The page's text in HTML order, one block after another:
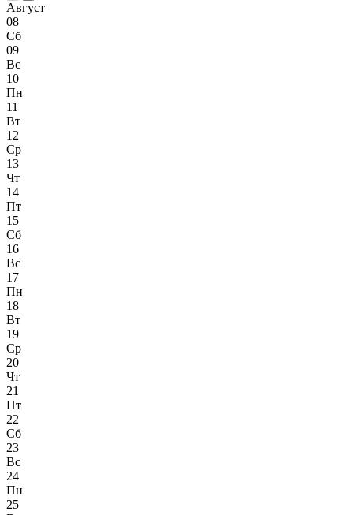
Август
08
Сб
09
Вс
10
Пн
11
Вт
12
Ср
13
Чт
14
Пт
15
Сб
16
Вс
17
Пн
18
Вт
19
Ср
20
Чт
21
Пт
22
Сб
23
Вс
24
Пн
25